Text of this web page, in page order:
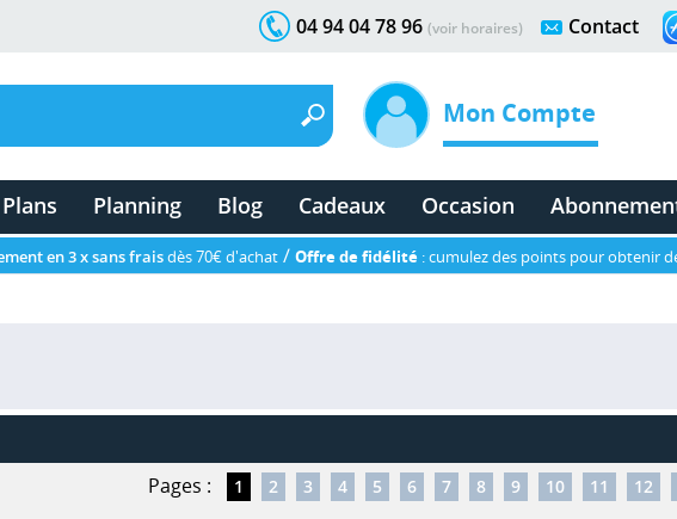
Contact
04 94 04 78 96 (voir horaires)
Mon Compte
Planning Blog Cadeaux Occasion
en 3 x sans fraisdès 70€ d'achat / Offre de fidélité : cumulez des points pour obtenir
Pages : 1 2 3 4 5 6 7 8 9 10 11 12